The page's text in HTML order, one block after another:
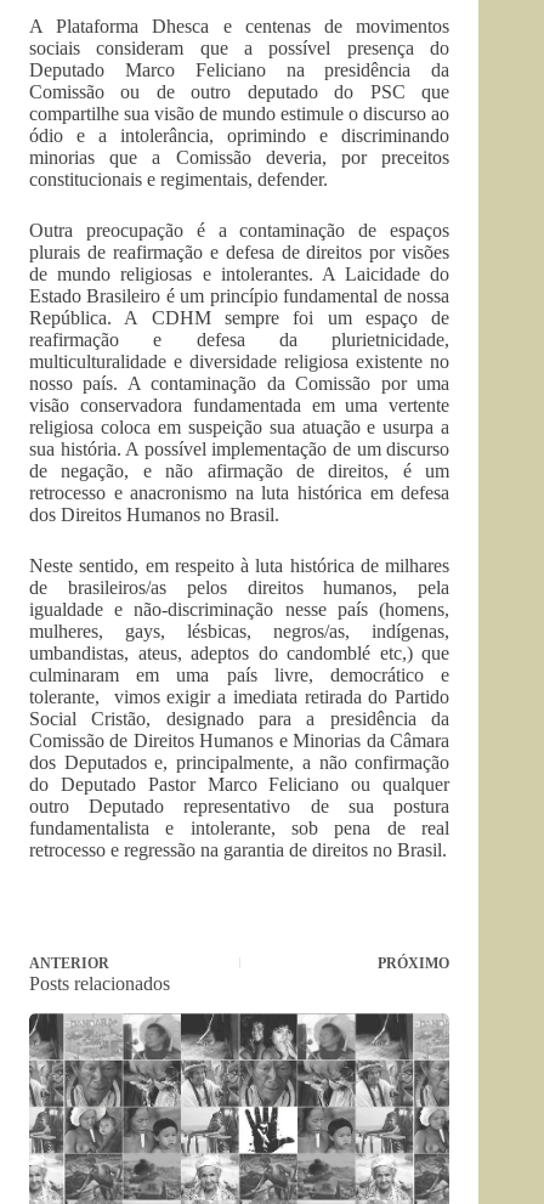
A Plataforma Dhesca e centenas de movimentos
sociais consideram que a possível presença do
Deputado Marco Feliciano na presidência da
Comissão ou de outro deputado do PSC que
compartilhe sua visão de mundo estimule o discurso ao
ódio e a intolerância, oprimindo e discriminando
minorias que a Comissão deveria, por preceitos
constitucionais e regimentais, defender.
Outra preocupação é a contaminação de espaços
plurais de reafirmação e defesa de direitos por visões
de mundo religiosas e intolerantes. A Laicidade do
Estado Brasileiro é um princípio fundamental de nossa
República. A CDHM sempre foi um espaço de
reafirmação e defesa da plurietnicidade,
multiculturalidade e diversidade religiosa existente no
nosso país. A contaminação da Comissão por uma
visão conservadora fundamentada em uma vertente
religiosa coloca em suspeição sua atuação e usurpa a
sua história. A possível implementação de um discurso
de negação, e não afirmação de direitos, é um
retrocesso e anacronismo na luta histórica em defesa
dos Direitos Humanos no Brasil.
Neste sentido, em respeito à luta histórica de milhares
de brasileiros/as pelos direitos humanos, pela
igualdade e não-discriminação nesse país (homens,
mulheres, gays, lésbicas, negros/as, indígenas,
umbandistas, ateus, adeptos do candomblé etc,) que
culminaram em uma país livre, democrático e
tolerante, vimos exigir a imediata retirada do Partido
Social Cristão, designado para a presidência da
Comissão de Direitos Humanos e Minorias da Câmara
dos Deputados e, principalmente, a não confirmação
do Deputado Pastor Marco Feliciano ou qualquer
outro Deputado representativo de sua postura
fundamentalista e intolerante, sob pena de real
retrocesso e regressão na garantia de direitos no Brasil.
ANTERIOR PRÓXIMO
Posts relacionados